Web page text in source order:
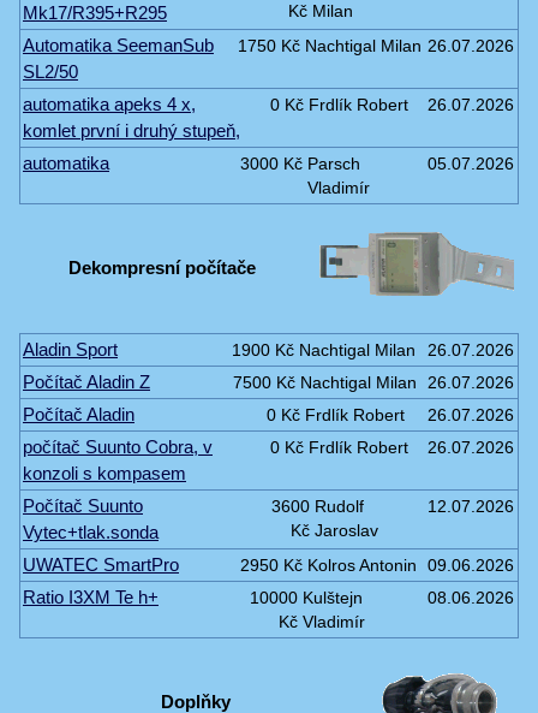
Mk17/R395+R295
Kč Milan
Automatika SeemanSub
SL2/50
1750 Kč Nachtigal Milan 26.07.2026
automatika apeks 4 x,
komlet první i druhý stupeň,
0 Kč Frdlík Robert 26.07.2026
automatika 3000 Kč Parsch
Vladimír
05.07.2026
Dekompresní počítače
Aladin Sport 1900 Kč Nachtigal Milan 26.07.2026
Počítač Aladin Z 7500 Kč Nachtigal Milan 26.07.2026
Počítač Aladin 0 Kč Frdlík Robert 26.07.2026
počítač Suunto Cobra, v
konzoli s kompasem
0 Kč Frdlík Robert 26.07.2026
Počítač Suunto
Vytec+tlak.sonda
3600
Kč
Rudolf
Jaroslav
12.07.2026
UWATEC SmartPro 2950 Kč Kolros Antonin 09.06.2026
Ratio I3XM Te h+
10000
Kč
Kulštejn
Vladimír
08.06.2026
Doplňky